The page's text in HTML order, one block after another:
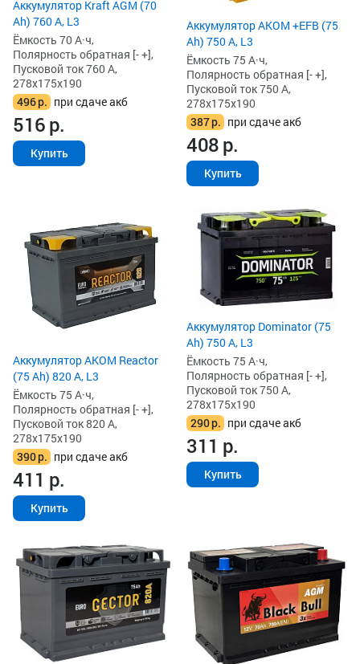
Аккумулятор Kraft AGM (70
Ah) 760 А, L3
Ёмкость 70 А·ч,
Полярность обратная [- +],
Пусковой ток 760 А,
278x175x190
496р. при сдаче акб
516р.
Купить
Аккумулятор AKOM +EFB (75
Ah) 750 А, L3
Ёмкость 75 А·ч,
Полярность обратная [- +],
Пусковой ток 750 А,
278x175x190
387р. при сдаче акб
408р.
Купить
Аккумулятор AKOM Reactor
(75 Ah) 820 А, L3
Ёмкость 75 А·ч,
Полярность обратная [- +],
Пусковой ток 820 А,
278x175x190
390р. при сдаче акб
411 р.
Купить
Аккумулятор Dominator (75
Ah) 750 А, L3
Ёмкость 75 А·ч,
Полярность обратная [- +],
Пусковой ток 750 А,
278x175x190
290р. при сдаче акб
311 р.
Купить